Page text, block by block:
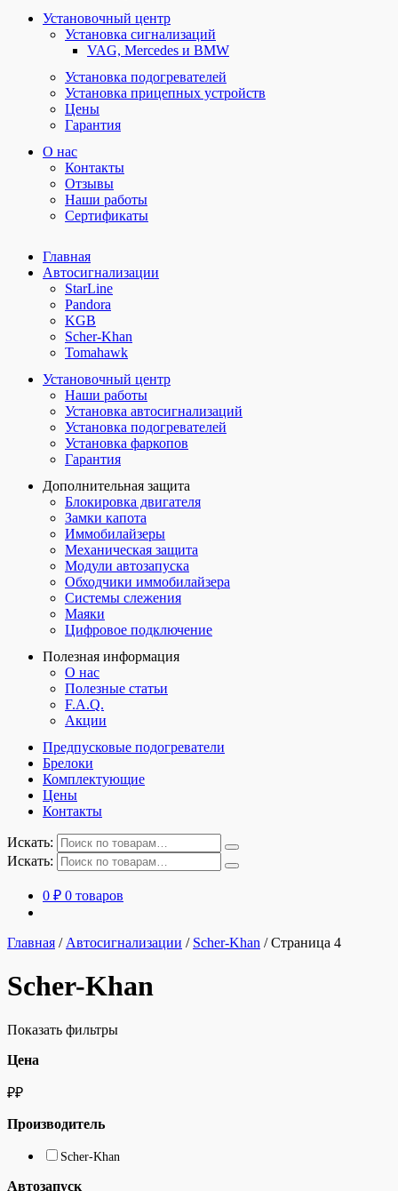
Установочный центр
Установка сигнализаций
VAG, Mercedes и BMW
Установка подогревателей
Установка прицепных устройств
Цены
Гарантия
О нас
Контакты
Отзывы
Наши работы
Сертификаты
Главная
Автосигнализации
StarLine
Pandora
KGB
Scher-Khan
Tomahawk
Установочный центр
Наши работы
Установка автосигнализаций
Установка подогревателей
Установка фаркопов
Гарантия
Дополнительная защита
Блокировка двигателя
Замки капота
Иммобилайзеры
Механическая защита
Модули автозапуска
Обходчики иммобилайзера
Системы слежения
Маяки
Цифровое подключение
Полезная информация
О нас
Полезные статьи
F.A.Q.
Акции
Предпусковые подогреватели
Брелоки
Комплектующие
Цены
Контакты
Искать:
Искать:
0 ₽ 0 товаров
Главная / Автосигнализации / Scher-Khan /Страница 4
Scher-Khan
Показать фильтры
Цена
₽₽
Производитель
Scher-Khan
Автозапуск